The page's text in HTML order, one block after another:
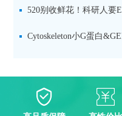
双赋能，下单即赠京东卡
520别收鲜花！科研人要
卡！
Cytoskeleton小G蛋白